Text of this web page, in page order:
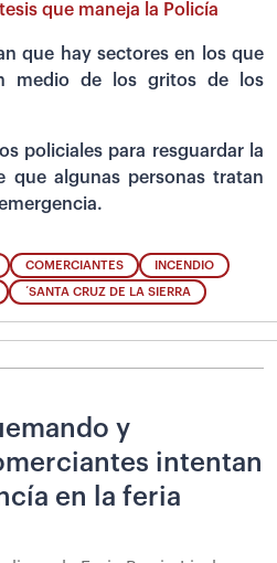
que maneja la Policía
que hay sectores en los que
medio de los gritos de los
policiales para resguardar la
que algunas personas tratan
COMERCIANTES INCENDIO
´SANTA CRUZ DE LA SIERRA
y
intentan
en la feria